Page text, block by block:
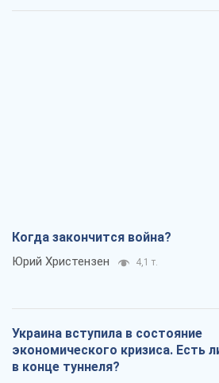
Когда закончится война?
Юрий Христензен 4,1 т.
Украина вступила в состояние
экономического кризиса. Есть
в конце туннеля?